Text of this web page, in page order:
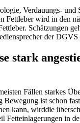
Verdauungs-
Fettleber wird in den
Schätzungen
der
stark
Fällen starkes
ist schon
kann, wirddie
Fetteinlagerungen in